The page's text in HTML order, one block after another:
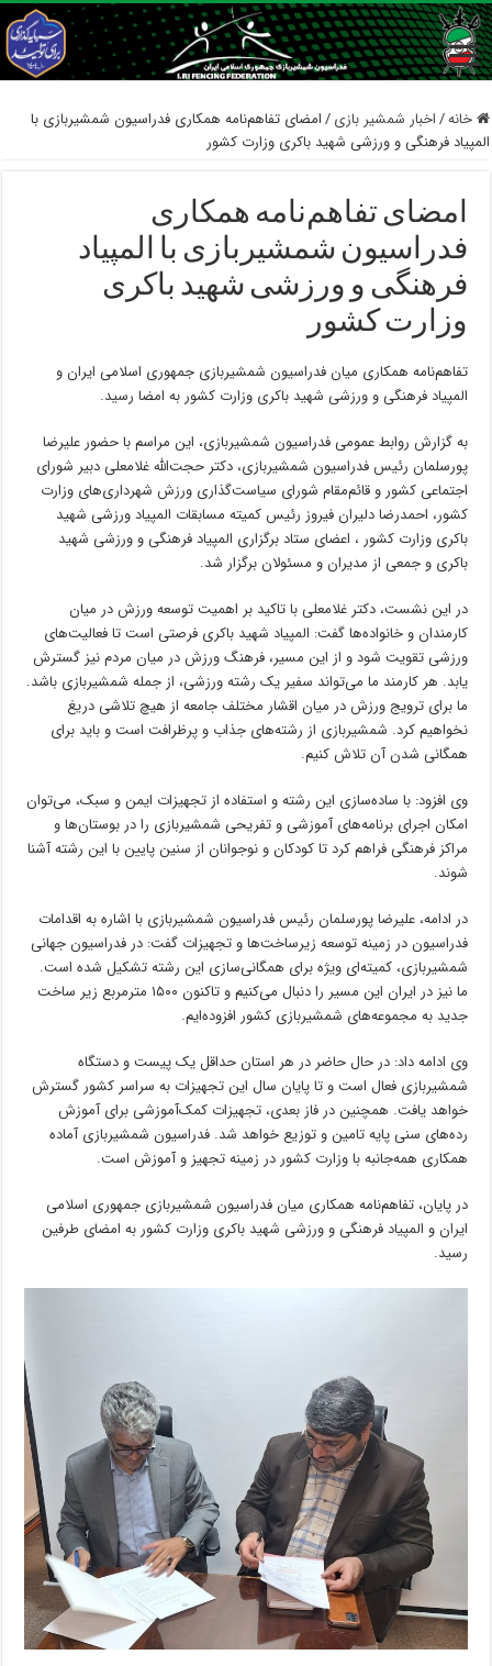
خانه/اخبار شمشیر بازی /امضای تفاهم‌نامه همکاری فدراسیون شمشیربازی با
المپیاد فرهنگی و ورزشی شهید باکری وزارت کشور
امضای تفاهم‌نامه همکاری
فدراسیون شمشیربازی با المپیاد
فرهنگی و ورزشی شهید باکری
وزارت کشور
تفاهم‌نامه همکاری میان فدراسیون شمشیربازی جمهوری اسلامی ایران و
المپیاد فرهنگی و ورزشی شهید باکری وزارت کشور به امضا رسید.
به گزارش روابط عمومی فدراسیون شمشیربازی، این مراسم با حضور علیرضا
پورسلمان رئیس فدراسیون شمشیربازی، دکتر حجت‌الله غلامعلی دبیر شورای
اجتماعی کشور و قائم‌مقام شورای سیاست‌گذاری ورزش شهرداری‌های وزارت
کشور، احمدرضا دلیران فیروز رئیس کمیته مسابقات المپیاد ورزشی شهید
باکری وزارت کشور ، اعضای ستاد برگزاری المپیاد فرهنگی و ورزشی شهید
باکری و جمعی از مدیران و مسئولان برگزار شد.
در این نشست، دکتر غلامعلی با تاکید بر اهمیت توسعه ورزش در میان
کارمندان و خانواده‌ها گفت: المپیاد شهید باکری فرصتی است تا فعالیت‌های
ورزشی تقویت شود و از این مسیر، فرهنگ ورزش در میان مردم نیز گسترش
یابد. هر کارمند ما می‌تواند سفیر یک رشته ورزشی، از جمله شمشیربازی باشد.
ما برای ترویج ورزش در میان اقشار مختلف جامعه از هیچ تلاشی دریغ
نخواهیم کرد. شمشیربازی از رشته‌های جذاب و پرظرافت است و باید برای
همگانی شدن آن تلاش کنیم.
وی افزود: با ساده‌سازی این رشته و استفاده از تجهیزات ایمن و سبک، می‌توان
امکان اجرای برنامه‌های آموزشی و تفریحی شمشیربازی را در بوستان‌ها و
مراکز فرهنگی فراهم کرد تا کودکان و نوجوانان از سنین پایین با این رشته آشنا
شوند.
در ادامه، علیرضا پورسلمان رئیس فدراسیون شمشیربازی با اشاره به اقدامات
فدراسیون در زمینه توسعه زیرساخت‌ها و تجهیزات گفت: در فدراسیون جهانی
شمشیربازی، کمیته‌ای ویژه برای همگانی‌سازی این رشته تشکیل شده است.
ما نیز در ایران این مسیر را دنبال می‌کنیم و تاکنون ۱۵۰۰ مترمربع زیر ساخت
جدید به مجموعه‌های شمشیربازی کشور افزوده‌ایم.
وی ادامه داد: در حال حاضر در هر استان حداقل یک پیست و دستگاه
شمشیربازی فعال است و تا پایان سال این تجهیزات به سراسر کشور گسترش
خواهد یافت. همچنین در فاز بعدی، تجهیزات کمک‌آموزشی برای آموزش
رده‌های سنی پایه تامین و توزیع خواهد شد. فدراسیون شمشیربازی آماده
همکاری همه‌جانبه با وزارت کشور در زمینه تجهیز و آموزش است.
در پایان، تفاهم‌نامه همکاری میان فدراسیون شمشیربازی جمهوری اسلامی
ایران و المپیاد فرهنگی و ورزشی شهید باکری وزارت کشور به امضای طرفین
رسید.